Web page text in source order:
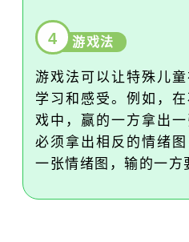
4 游戏法
游戏法可以让特殊儿
学习和感受。例如，
戏中，赢的一方拿出
必须拿出相反的情绪
一张情绪图，输的一方